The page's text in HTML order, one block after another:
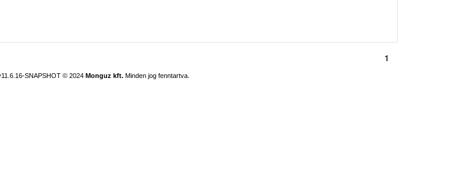
1
SNAPSHOT © 2024 Monguz kft. Minden jog fenntartva.